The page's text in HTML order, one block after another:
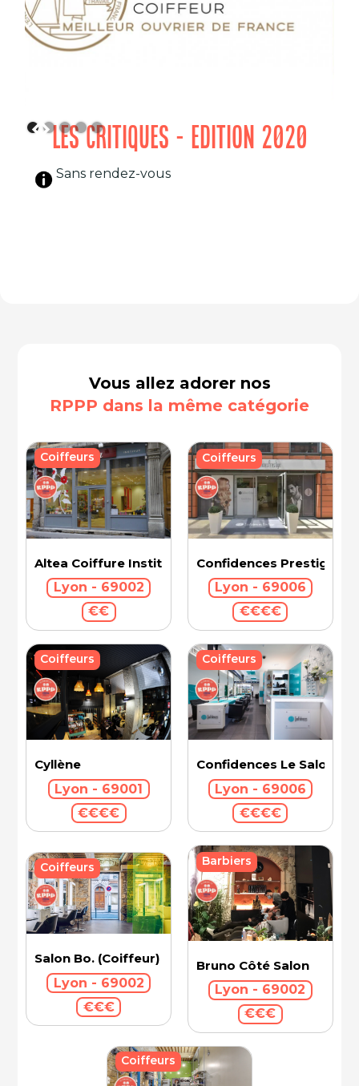
LES CRITIQUES - EDITION 2020
Sans rendez-vous
Vous allez adorer nos
RPPP dans la même catégorie
Altea Coiffure Institut
Lyon - 69002
€€
Coiffeurs
Confidences Prestige
Lyon - 69006
€€€€
Coiffeurs
Cyllène
Lyon - 69001
€€€€
Coiffeurs
Confidences Le Salon -
Lyon - 69006
€€€€
Coiffeurs
Salon Bo. (Coiffeur)
Lyon - 69002
€€€
Coiffeurs
Bruno Côté Salon
Lyon - 69002
€€€
Barbiers
Coiffeurs